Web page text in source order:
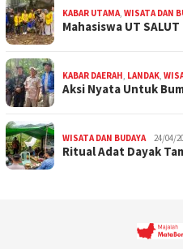
KABAR UTAMA, WISATA DAN
Mahasiswa UT
KABAR DAERAH, LANDAK,
Aksi Nyata Untuk
WISATA DAN BUDAYA 24/04/
Ritual Adat Dayak